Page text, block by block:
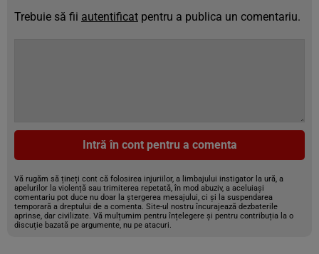
Trebuie să fii autentificat pentru a publica un comentariu.
Intră în cont pentru a comenta
Vă rugăm să țineți cont că folosirea injuriilor, a limbajului instigator la ură, a
apelurilor la violență sau trimiterea repetată, în mod abuziv, a aceluiași
comentariu pot duce nu doar la ștergerea mesajului, ci și la suspendarea
temporară a dreptului de a comenta. Site-ul nostru încurajează dezbaterile
aprinse, dar civilizate. Vă mulțumim pentru înțelegere și pentru contribuția la o
discuție bazată pe argumente, nu pe atacuri.